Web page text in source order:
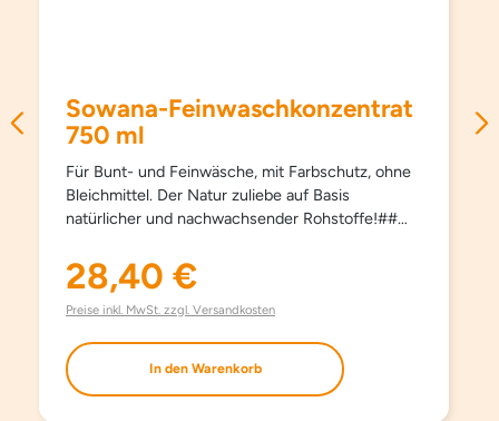
Sowana-Feinwaschkonzentrat
750 ml
Für Bunt- und Feinwäsche, mit Farbschutz, ohne
Bleichmittel. Der Natur zuliebe auf Basis
natürlicher und nachwachsender Rohstoffe!##
schonend und sanft, schon ab 15°C und hält
Kleidungsstücke länger schön. Kein Weichspüler
erforderlich, besonders bügelleicht. Haut- und
auch bestens für die Handwäsche geeignet. Mit
modernsten waschaktiven Substanzen und
Regulärer Preis:
28,40 €
Preise inkl. MwSt. zzgl. Versandkosten
In den Warenkorb